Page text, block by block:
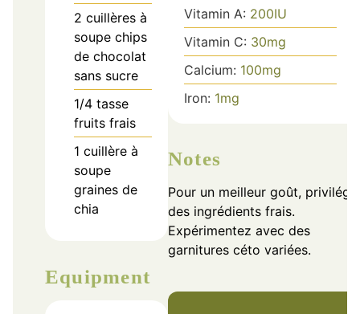
2 cuillères à
soupe chips
de chocolat
sans sucre
1/4 tasse
fruits frais
1 cuillère à
soupe
graines de
chia
Equipment
Vitamin A: 200IU
Vitamin C: 30mg
Calcium: 100mg
Iron: 1mg
Notes
Pour un meilleur goût,
des ingrédients frais.
Expérimentez avec des
garnitures céto variées.